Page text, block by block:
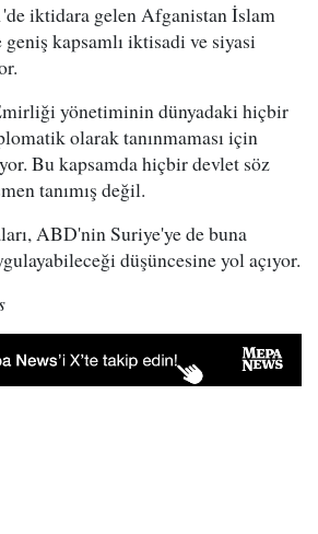
iktidara gelen Afganistan İslam
kapsamlı iktisadi ve siyasi
yönetiminin dünyadaki hiçbir
olarak tanınmaması için
Bu kapsamda hiçbir devlet söz
tanımış değil.
ABD'nin Suriye'ye de buna
düşüncesine yol açıyor.